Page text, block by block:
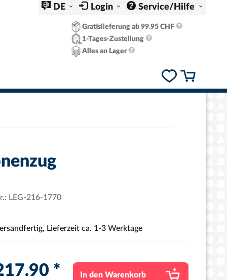
DE Login Service/Hilfe
Gratislieferung ab 99.95 CHF
1-Tages-Zustellung
Alles an Lager
LEG-216-1770
Lieferzeit ca. 1-3 Werktage
* In den Warenkorb